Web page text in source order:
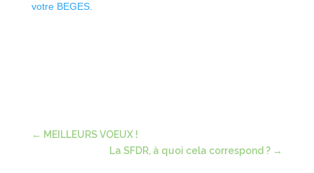
votre BEGES.
← MEILLEURS VOEUX !
La SFDR, à quoi cela correspond ? →